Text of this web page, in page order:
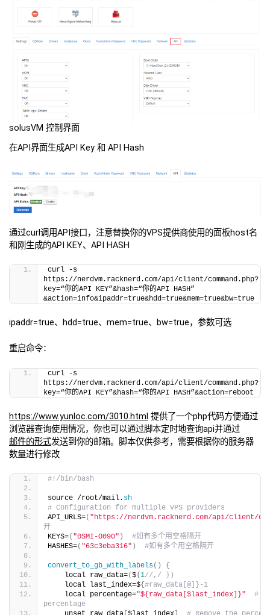
solusVM 控制界面
在API界面生成API Key 和 API Hash
通过curl调用API接口，注意替换你的VPS提供商使用的面板host名
和刚生成的API KEY、API HASH
curl -s
https://nerdvm.racknerd.com/api/client/command.php?
key=“你的API KEY”&hash=“你的API HASH”
&action=info&ipaddr=true&hdd=true&mem=true&bw=true
ipaddr=true、hdd=true、mem=true、bw=true，参数可选
重启命令：
curl -s
https://nerdvm.racknerd.com/api/client/command.php?
key=“你的API KEY”&hash=“你的API HASH”&action=reboot
https://www.yunloc.com/3010.html 提供了一个php代码方便通过
浏览器查询使用情况，你也可以通过脚本定时地查询api并通过
邮件的形式发送到你的邮箱。脚本仅供参考，需要根据你的服务器
数量进行修改
#!/bin/bash
source /root/mail. sh
# Configuration for multiple VPS providers
API_URLS=( "https://nerdvm.racknerd.com/api/client/
开
KEYS=( "0SMI-O09O" )
#如有多个用空格隔开
HASHES=( "63c3eba316" ) #如有多个用空格隔开
convert_to_gb_with_labels()
{
    local raw_data=
(${ 1//,/ })
    local last_index=$
{ #raw_data[@]}-1
    local percentage=
"${raw_data[$last_index]}"
#
percentage